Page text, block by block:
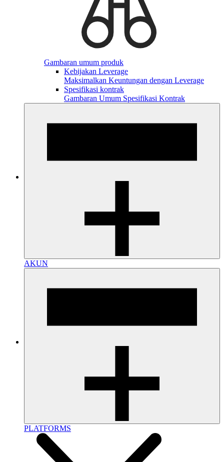
Gambaran umum produk
Kebijakan Leverage
Maksimalkan Keuntungan dengan Leverage
Spesifikasi kontrak
Gambaran Umum Spesifikasi Kontrak
AKUN
PLATFORMS